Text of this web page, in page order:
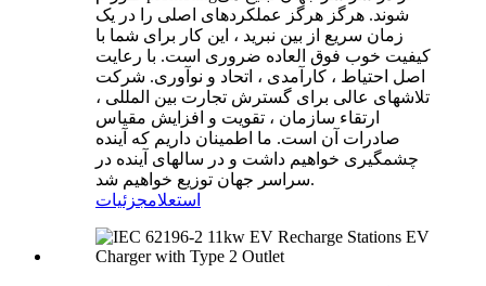
شوند. هرگز هرگز عملکردهای اصلی را در یک
زمان سریع از بین نبرید ، این کار برای شما با
کیفیت خوب فوق العاده ضروری است. با رعایت
اصل احتیاط ، کارآمدی ، اتحاد و نوآوری. شرکت
تلاشهای عالی برای گسترش تجارت بین المللی ،
ارتقاء سازمان ، تقویت و افزایش مقیاس
صادرات آن است. ما اطمینان داریم که آینده
چشمگیری خواهیم داشت و در سالهای آینده در
سراسر جهان توزیع خواهیم شد.
استعلامجزئیات